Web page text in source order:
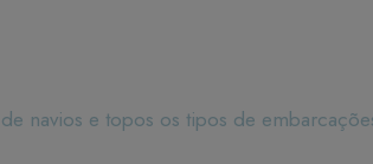
navios e topos os tipos de embarcações.